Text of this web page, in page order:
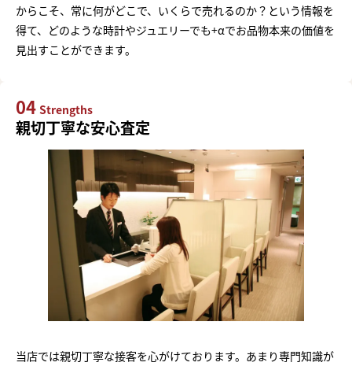
からこそ、常に何がどこで、いくらで売れるのか？という情報を
得て、どのような時計やジュエリーでも+αでお品物本来の価値を
見出すことができます。
04 Strengths
親切丁寧な安心査定
当店では親切丁寧な接客を心がけております。あまり専門知識が